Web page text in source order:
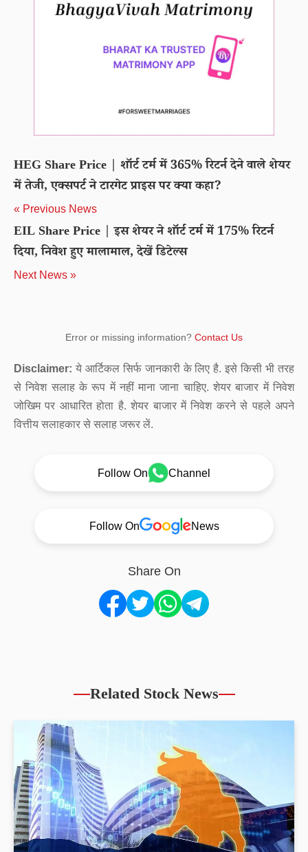
HEG Share Price | शॉर्ट टर्म में 365% रिटर्न देने वाले शेयर
में तेजी, एक्सपर्ट ने टारगेट प्राइस पर क्या कहा?
« Previous News
EIL Share Price | इस शेयर ने शॉर्ट टर्म में 175% रिटर्न
दिया, निवेश हुए मालामाल, देखें डिटेल्स
Next News »
Error or missing information? Contact Us
Disclaimer: ये आर्टिकल सिर्फ जानकारी के लिए है. इसे किसी भी तरह
से निवेश सलाह के रूप में नहीं माना जाना चाहिए. शेयर बाजार में निवेश
जोखिम पर आधारित होता है. शेयर बाजार में निवेश करने से पहले अपने
वित्तीय सलाहकार से सलाह जरूर लें.
Follow On Channel
Follow On News
Share On
Related Stock News